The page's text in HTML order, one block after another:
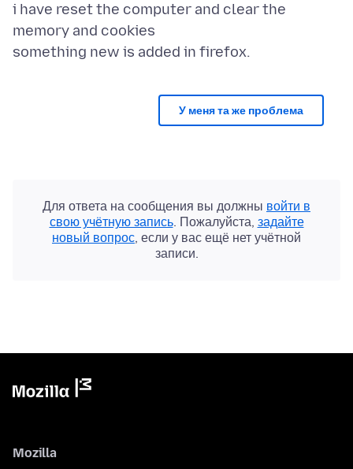
i have reset the computer and clear the
memory and cookies
У меня та же проблема
Для ответа на сообщения вы должны войти в
свою учётную запись. Пожалуйста, задайте
новый вопрос, если у вас ещё нет учётной
записи.
Mozilla